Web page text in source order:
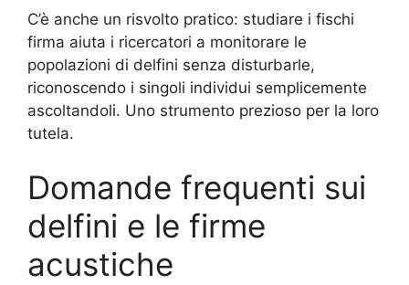
C’è anche un risvolto pratico: studiare i fischi
firma aiuta i ricercatori a monitorare le
popolazioni di delfini senza disturbarle,
riconoscendo i singoli individui semplicemente
ascoltandoli. Uno strumento prezioso per la loro
tutela.
Domande frequenti sui
delfini e le firme
acustiche